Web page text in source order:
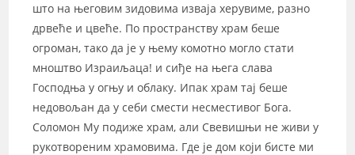
што на његовим зидовима изваја херувиме, разно
дрвеће и цвеће. По пространству храм беше
огроман, тако да је у њему комотно могло стати
мноштво Израиљаца! и сиђе на њега слава
Господња у огњу и облаку. Ипак храм тај беше
недовољан да у себи смести несместивог Бога.
Соломон Му подиже храм, али Свевишњи не живи у
рукотвореним храмовима. Где је дом који бисте ми